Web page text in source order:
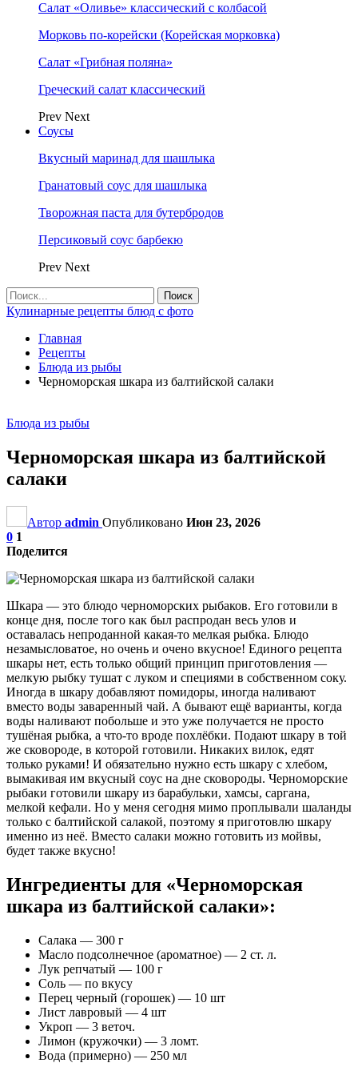
Салат «Оливье» классический с колбасой
Морковь по-корейски (Корейская морковка)
Салат «Грибная поляна»
Греческий салат классический
Prev Next
Соусы
Вкусный маринад для шашлыка
Гранатовый соус для шашлыка
Творожная паста для бутербродов
Персиковый соус барбекю
Prev Next
Кулинарные рецепты блюд с фото
Главная
Рецепты
Блюда из рыбы
Черноморская шкара из балтийской салаки
Блюда из рыбы
Черноморская шкара из балтийской
салаки
Автор admin Опубликовано Июн 23, 2026
0 1
Поделится
Шкара — это блюдо черноморских рыбаков. Его готовили в
конце дня, после того как был распродан весь улов и
оставалась непроданной какая-то мелкая рыбка. Блюдо
незамысловатое, но очень и очено вкусное! Единого рецепта
шкары нет, есть только общий принцип приготовления —
мелкую рыбку тушат с луком и специями в собственном соку.
Иногда в шкару добавляют помидоры, иногда наливают
вместо воды заваренный чай. А бывают ещё варианты, когда
воды наливают побольше и это уже получается не просто
тушёная рыбка, а что-то вроде похлёбки. Подают шкару в той
же сковороде, в которой готовили. Никаких вилок, едят
только руками! И обязательно нужно есть шкару с хлебом,
вымакивая им вкусный соус на дне сковороды. Черноморские
рыбаки готовили шкару из барабульки, хамсы, саргана,
мелкой кефали. Но у меня сегодня мимо проплывали шаланды
только с балтийской салакой, поэтому я приготовлю шкару
именно из неё. Вместо салаки можно готовить из мойвы,
будет также вкусно!
Ингредиенты для «Черноморская
шкара из балтийской салаки»:
Салака — 300 г
Масло подсолнечное (ароматное) — 2 ст. л.
Лук репчатый — 100 г
Соль — по вкусу
Перец черный (горошек) — 10 шт
Лист лавровый — 4 шт
Укроп — 3 веточ.
Лимон (кружочки) — 3 ломт.
Вода (примерно) — 250 мл